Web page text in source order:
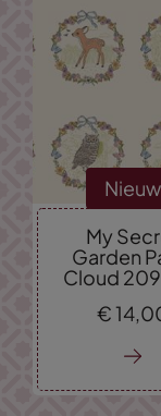
Nieuw
My
Garden
Cloud
€14,